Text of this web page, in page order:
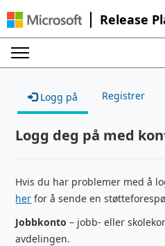
Release
Logg på Registrer
Logg deg på med
Hvis du har problemer med å
her for å sende en
Jobbkonto – jobb- eller
avdelingen.